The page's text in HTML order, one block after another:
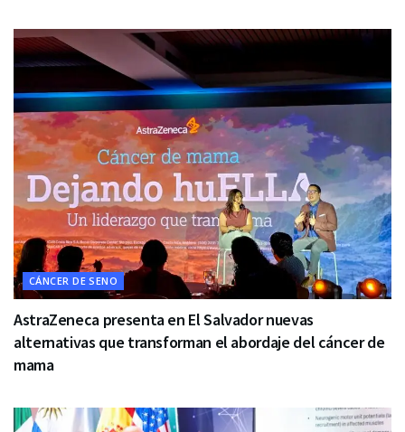
CÁNCER DE SENO
AstraZeneca presenta en El Salvador nuevas
alternativas que transforman el abordaje del cáncer de
mama